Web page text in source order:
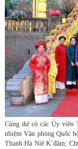
Cùng dự có các Ủy viên
nhiệm Văn phòng Quốc
Thanh Hà Niê K’đăm;